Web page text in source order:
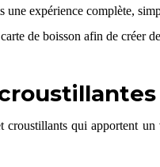
une expérience complète,
de boisson afin de créer
croustillants qui apportent